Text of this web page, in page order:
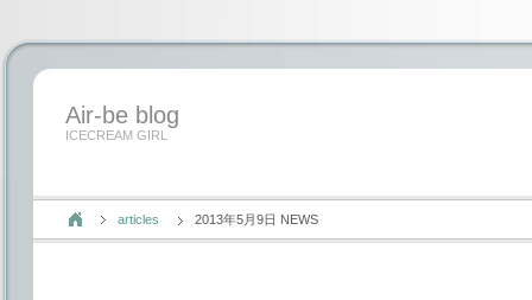
Air-be blog
ICECREAM GIRL
articles 2013年5月9日 NEWS